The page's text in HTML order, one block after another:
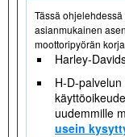
Tässä
asianmukainen
moottoripyörän
Harley-
H-D-
uudemmille
usein